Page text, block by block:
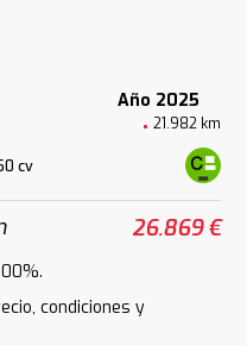
Año 2025
21.982 km
cv
26.869 €
condiciones y